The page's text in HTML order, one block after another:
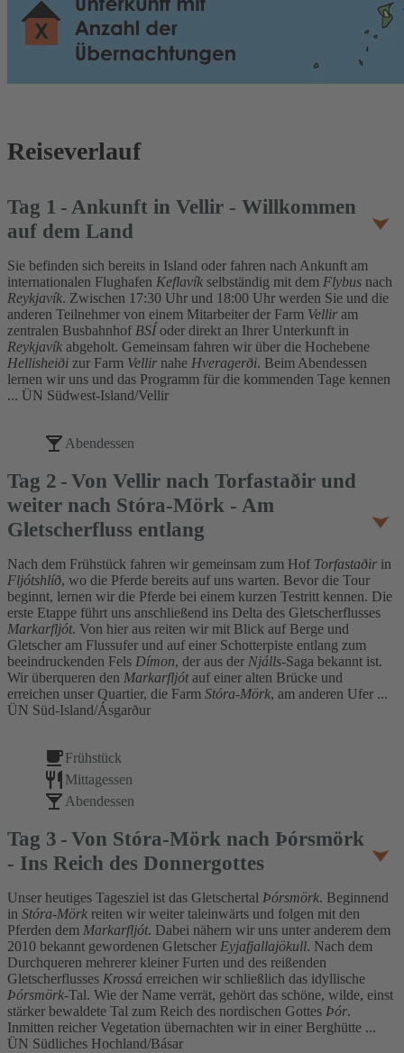
Reiseverlauf
Tag 1
Ankunft in Vellir - Willkommen
auf dem Land
Sie befinden sich bereits in Island oder fahren nach Ankunft am
internationalen Flughafen Keflavík selbständig mit dem Flybus nach
Reykjavík. Zwischen 17:30 Uhr und 18:00 Uhr werden Sie und die
anderen Teilnehmer von einem Mitarbeiter der Farm Vellir am
zentralen Busbahnhof BSÍoder direkt an Ihrer Unterkunft in
Reykjavík abgeholt. Gemeinsam fahren wir über die Hochebene
Hellisheiði zur Farm Vellir nahe Hveragerði. Beim Abendessen
lernen wir uns und das Programm für die kommenden Tage kennen
... ÜN Südwest-Island/Vellir
Abendessen
Tag 2
Von Vellir nach Torfastaðir und
weiter nach Stóra-Mörk - Am
Gletscherfluss entlang
Nach dem Frühstück fahren wir gemeinsam zum Hof Torfastaðir in
Fljótshlíð, wo die Pferde bereits auf uns warten. Bevor die Tour
beginnt, lernen wir die Pferde bei einem kurzen Testritt kennen. Die
erste Etappe führt uns anschließend ins Delta des Gletscherflusses
Markarfljót. Von hier aus reiten wir mit Blick auf Berge und
Gletscher am Flussufer und auf einer Schotterpiste entlang zum
beeindruckenden Fels Dímon, der aus der Njálls-Saga bekannt ist.
Wir überqueren den Markarfljótauf einer alten Brücke und
erreichen unser Quartier, die Farm Stóra-Mörk, am anderen Ufer ...
ÜN Süd-Island/Ásgarður
Frühstück
Mittagessen
Abendessen
Tag 3
Von Stóra-Mörk nach Þórsmörk
- Ins Reich des Donnergottes
Unser heutiges Tagesziel ist das Gletschertal Þórsmörk. Beginnend
in Stóra-Mörk reiten wir weiter taleinwärts und folgen mit den
Pferden dem Markarfljót. Dabei nähern wir uns unter anderem dem
2010 bekannt gewordenen Gletscher Eyjafjallajökull. Nach dem
Durchqueren mehrerer kleiner Furten und des reißenden
Gletscherflusses Krossá erreichen wir schließlich das idyllische
Þórsmörk-Tal. Wie der Name verrät, gehört das schöne, wilde, einst
stärker bewaldete Tal zum Reich des nordischen Gottes Þór.
Inmitten reicher Vegetation übernachten wir in einer Berghütte ...
ÜN Südliches Hochland/Básar